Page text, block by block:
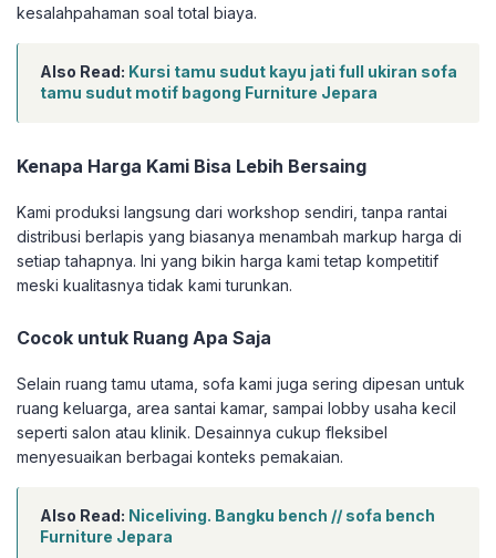
kesalahpahaman soal total biaya.
Also Read: Kursi tamu sudut kayu jati full ukiran sofa
tamu sudut motif bagong Furniture Jepara
Kenapa Harga Kami Bisa Lebih Bersaing
Kami produksi langsung dari workshop sendiri, tanpa rantai
distribusi berlapis yang biasanya menambah markup harga di
setiap tahapnya. Ini yang bikin harga kami tetap kompetitif
meski kualitasnya tidak kami turunkan.
Cocok untuk Ruang Apa Saja
Selain ruang tamu utama, sofa kami juga sering dipesan untuk
ruang keluarga, area santai kamar, sampai lobby usaha kecil
seperti salon atau klinik. Desainnya cukup fleksibel
menyesuaikan berbagai konteks pemakaian.
Also Read: Niceliving. Bangku bench // sofa bench
Furniture Jepara